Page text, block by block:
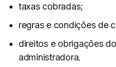
taxas cobradas;
regras e condições de
direitos e obrigações
administradora.